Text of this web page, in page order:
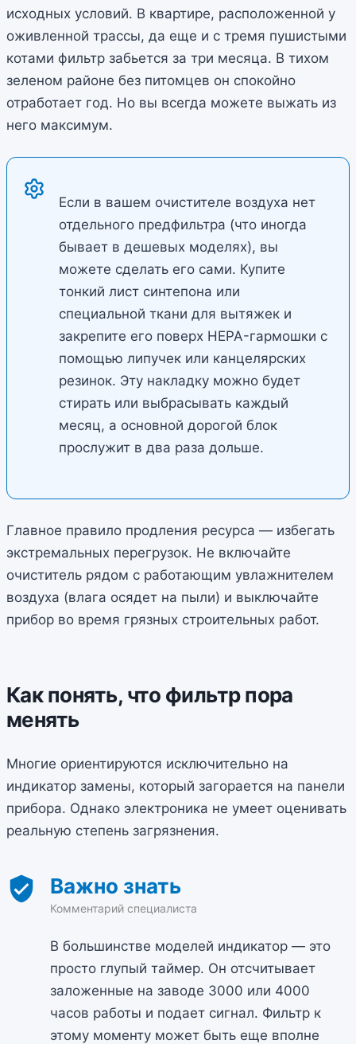
исходных условий. В квартире, расположенной у
оживленной трассы, да еще и с тремя пушистыми
котами фильтр забьется за три месяца. В тихом
зеленом районе без питомцев он спокойно
отработает год. Но вы всегда можете выжать из
него максимум.
Если в вашем очистителе воздуха нет
отдельного предфильтра (что иногда
бывает в дешевых моделях), вы
можете сделать его сами. Купите
тонкий лист синтепона или
специальной ткани для вытяжек и
закрепите его поверх HEPA-гармошки с
помощью липучек или канцелярских
резинок. Эту накладку можно будет
стирать или выбрасывать каждый
месяц, а основной дорогой блок
прослужит в два раза дольше.
Главное правило продления ресурса — избегать
экстремальных перегрузок. Не включайте
очиститель рядом с работающим увлажнителем
воздуха (влага осядет на пыли) и выключайте
прибор во время грязных строительных работ.
Как понять, что фильтр пора
менять
Многие ориентируются исключительно на
индикатор замены, который загорается на панели
прибора. Однако электроника не умеет оценивать
реальную степень загрязнения.
В большинстве моделей индикатор — это
просто глупый таймер. Он отсчитывает
заложенные на заводе 3000 или 4000
часов работы и подает сигнал. Фильтр к
этому моменту может быть еще вполне